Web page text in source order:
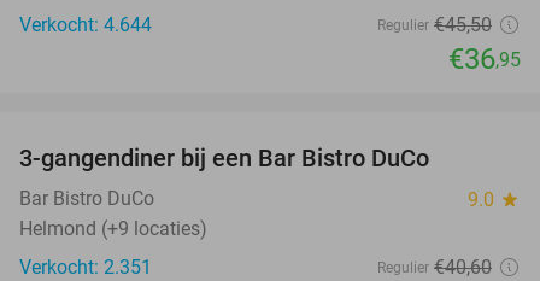
Verkocht: 4.644
Regulier €45,50
€36,95
3-gangendiner bij een Bar Bistro DuCo
Bar Bistro DuCo 9.0 star
Helmond (+9 locaties)
Verkocht: 2.351
Regulier €40,60